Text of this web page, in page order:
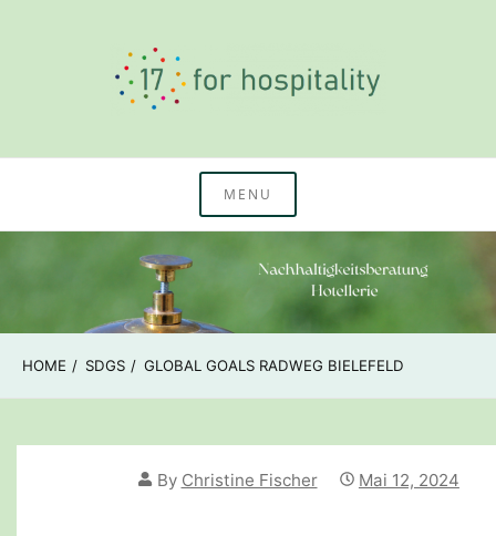
17 for hospitality
MENU
HOME SDGS GLOBAL GOALS RADWEG BIELEFELD
By Christine Fischer Mai 12, 2024